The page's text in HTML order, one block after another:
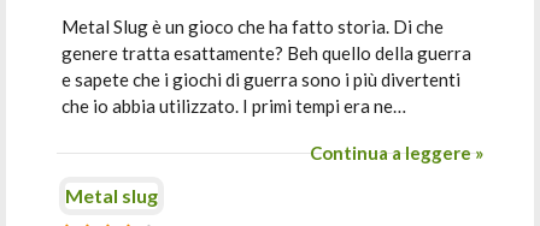
Metal Slug è un gioco che ha fatto storia. Di che
genere tratta esattamente? Beh quello della guerra
e sapete che i giochi di guerra sono i più divertenti
che io abbia utilizzato. I primi tempi era ne…
Continua a leggere »
Metal slug